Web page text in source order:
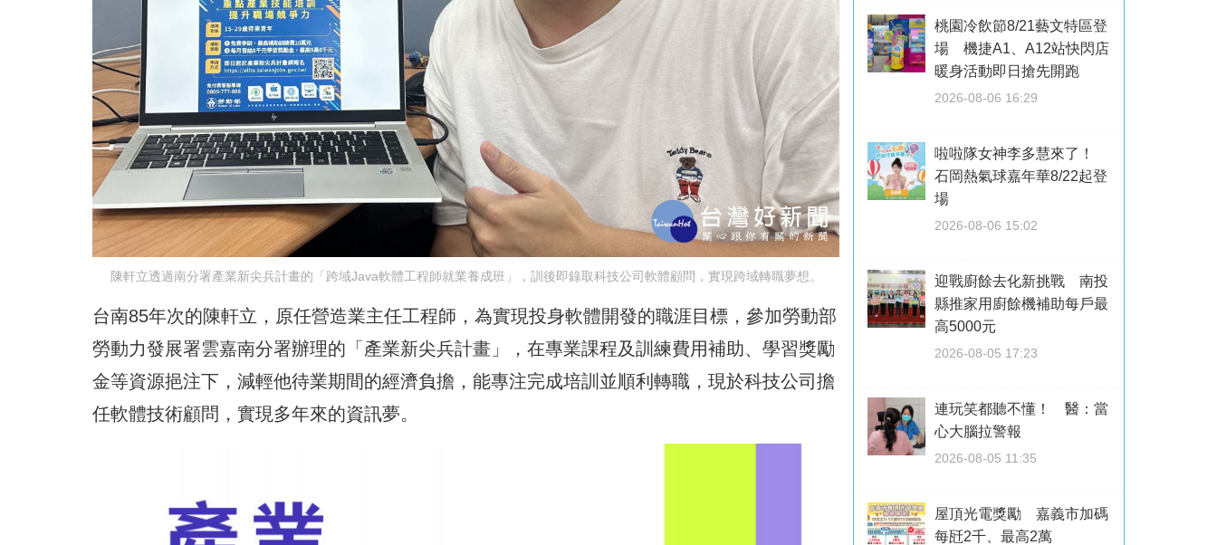
陳軒立透過南分署產業新尖兵計畫的「跨域Java軟體工程師就業養成班」，訓後即錄取科技公司軟體顧問，實現跨域轉職夢想。
台南85年次的陳軒立，原任營造業主任工程師，為實現投身軟體開發的職涯目標，參加勞動部
勞動力發展署雲嘉南分署辦理的「產業新尖兵計畫」，在專業課程及訓練費用補助、學習獎勵
金等資源挹注下，減輕他待業期間的經濟負擔，能專注完成培訓並順利轉職，現於科技公司擔
任軟體技術顧問，實現多年來的資訊夢。
桃園冷飲節8/21藝文特區登
場 機捷A1、A12站快閃店
暖身活動即日搶先開跑
2026-08-06 16:29
啦啦隊女神李多慧來了！
石岡熱氣球嘉年華8/22起登
場
2026-08-06 15:02
迎戰廚餘去化新挑戰 南投
縣推家用廚餘機補助每戶最
高5000元
2026-08-05 17:23
連玩笑都聽不懂！ 醫：當
心大腦拉警報
2026-08-05 11:35
屋頂光電獎勵 嘉義市加碼
每瓩2千、最高2萬